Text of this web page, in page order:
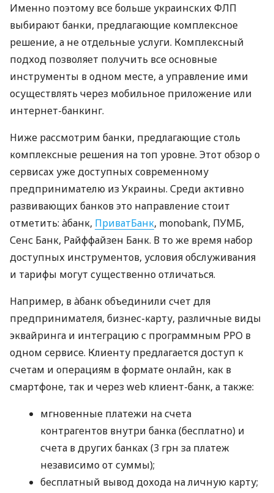
Именно поэтому все больше украинских ФЛП
выбирают банки, предлагающие комплексное
решение, а не отдельные услуги. Комплексный
подход позволяет получить все основные
инструменты в одном месте, а управление ими
осуществлять через мобильное приложение или
интернет-банкинг.
Ниже рассмотрим банки, предлагающие столь
комплексные решения на топ уровне. Этот обзор о
сервисах уже доступных современному
предпринимателю из Украины. Среди активно
развивающих банков это направление стоит
отметить: àбанк, ПриватБанк, monobank, ПУМБ,
Сенс Банк, Райффайзен Банк. В то же время набор
доступных инструментов, условия обслуживания
и тарифы могут существенно отличаться.
Например, в àбанк объединили счет для
предпринимателя, бизнес-карту, различные виды
эквайринга и интеграцию с программным РРО в
одном сервисе. Клиенту предлагается доступ к
счетам и операциям в формате онлайн, как в
смартфоне, так и через web клиент-банк, а также:
мгновенные платежи на счета
контрагентов внутри банка (бесплатно) и
счета в других банках (3 грн за платеж
независимо от суммы);
бесплатный вывод дохода на личную карту;